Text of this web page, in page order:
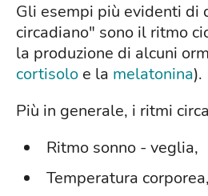
Gli esempi più evidenti di
circadiano" sono il ritmo
la produzione di alcuni
cortisolo e la melatonina).
Più in generale, i ritmi
Ritmo sonno - veglia,
Temperatura corporea,